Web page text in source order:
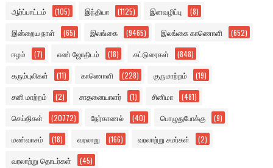
ஆர்ப்பாட்டம் (105) இந்தியா (1125) இனவழிப்பு (8)
இன்றைய நாள் (65) இலங்கை (9465) இலங்கை காணொளி (652)
ஈழம் (7) எண் ஜோதிடம் (18) கட்டுரைகள் (848)
கரும்புலிகள் (11) காணொளி (228) குருமாற்றம் (19)
சனி மாற்றம் (2) சாதனையாளர் (1) சினிமா (481)
செய்திகள் (20772) நேர்காணல் (40) பொழுதுபோக்கு (9)
மண்வாசம் (18) வரலாறு (166) வரலாற்று சமர்கள் (2)
வரலாற்று தொடர்கள் (45)